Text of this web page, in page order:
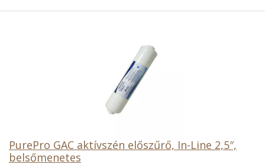
PurePro GAC aktívszén előszűrő, In-Line 2,5″,
belsőmenetes